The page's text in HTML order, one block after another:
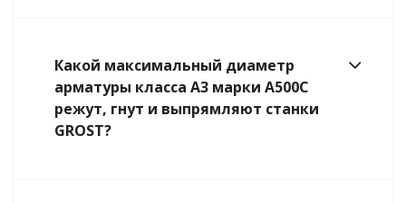
Какой максимальный диаметр
арматуры класса А3 марки А500С
режут, гнут и выпрямляют станки
GROST?